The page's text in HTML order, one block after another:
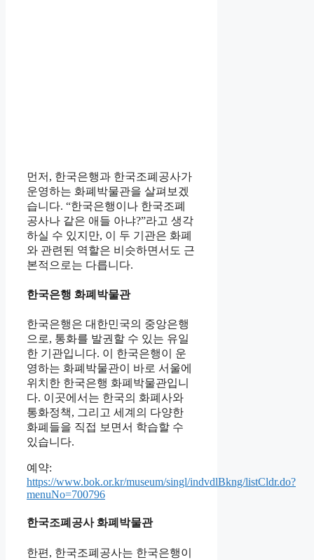
먼저, 한국은행과 한국조폐공사가
운영하는 화폐박물관을 살펴보겠
습니다. “한국은행이나 한국조폐
공사나 같은 애들 아냐?”라고 생각
하실 수 있지만, 이 두 기관은 화폐
와 관련된 역할은 비슷하면서도 근
본적으로는 다릅니다.
한국은행 화폐박물관
한국은행은 대한민국의 중앙은행
으로, 통화를 발권할 수 있는 유일
한 기관입니다. 이 한국은행이 운
영하는 화폐박물관이 바로 서울에
위치한 한국은행 화폐박물관입니
다. 이곳에서는 한국의 화폐사와
통화정책, 그리고 세계의 다양한
화폐들을 직접 보면서 학습할 수
있습니다.
예약:
https://www.bok.or.kr/museum/singl/indvdlBkng/listCldr.do?
menuNo=700796
한국조폐공사 화폐박물관
한편, 한국조폐공사는 한국은행이